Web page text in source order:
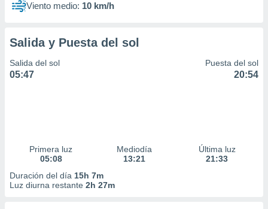
Viento medio: 10 km/h
Salida y Puesta del sol
Salida del sol
05:47
Puesta del sol
20:54
Primera luz
05:08
Mediodía
13:21
Última luz
21:33
Duración del día 15h 7m
Luz diurna restante 2h 27m